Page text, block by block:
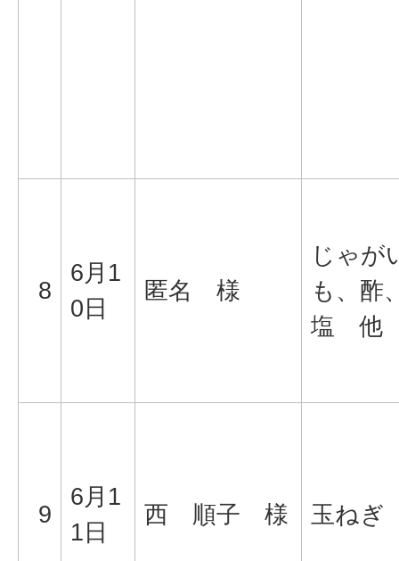
8
6月1
0日
匿名 様
じゃが
も、酢
塩 他
9
6月1
1日
西 順子 様 玉ね